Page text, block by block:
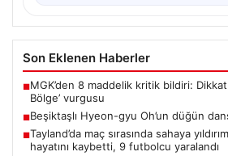
Son Eklenen Haberler
■MGK’den 8 maddelik kritik bildiri:
Bölge’ vurgusu
■Beşiktaşlı Hyeon-gyu Oh’un düğün
■Tayland’da maç sırasında sahaya
hayatını kaybetti, 9 futbolcu yaralandı